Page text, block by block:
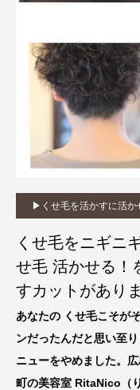
▶︎くせ毛を活かすに活か
くせ毛をニギニ
せ毛 活かせる！
すカットがあり
あなたの くせ毛こそが
ンだったんだと思い至
ニューをやめました。
町の美容室 RitaNico （